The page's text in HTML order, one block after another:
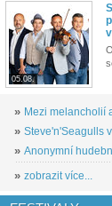
05.08.
» Mezi melancholií
» Steve'n'Seagulls
» Anonymní
» zobrazit více...